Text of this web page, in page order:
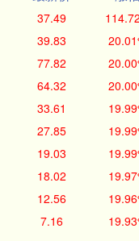
37.49
39.83
77.82
64.32
33.61
27.85
19.03
18.02
12.56
7.16